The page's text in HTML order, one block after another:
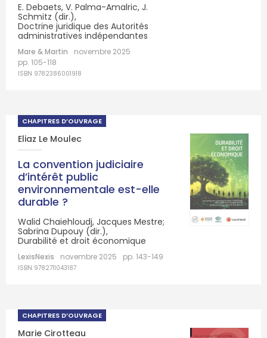
E. Debaets, V. Palma-Amalric, J.
Schmitz (dir.),
Doctrine juridique des Autorités
administratives indépendantes
Mare & Martin
novembre 2025
pp. 105-118
ISBN 9782386001918
CHAPITRES D’OUVRAGE
Eliaz Le Moulec
La convention judiciaire
d’intérêt public
environnementale est-elle
durable ?
Walid Chaiehloudj, Jacques Mestre;
Sabrina Dupouy (dir.),
Durabilité et droit économique
LexisNexis novembre 2025 pp. 143-149
ISBN 9782711043187
CHAPITRES D’OUVRAGE
Marie Cirotteau